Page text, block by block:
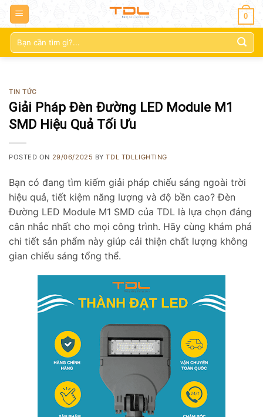
0
Tìm
kiếm:
TIN TỨC
Giải Pháp Đèn Đường LED Module M1
SMD Hiệu Quả Tối Ưu
POSTED ON 29/06/2025 BYTDL TDLLIGHTING
Bạn có đang tìm kiếm giải pháp chiếu sáng ngoài trời
hiệu quả, tiết kiệm năng lượng và độ bền cao? Đèn
Đường LED Module M1 SMD của TDL là lựa chọn đáng
cân nhắc nhất cho mọi công trình. Hãy cùng khám phá
chi tiết sản phẩm này giúp cải thiện chất lượng không
gian chiếu sáng tổng thể.